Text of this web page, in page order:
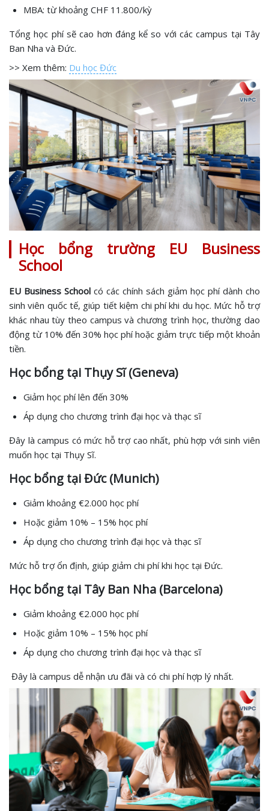
MBA: từ khoảng CHF 11.800/kỳ
Tổng học phí sẽ cao hơn đáng kể so với các campus tại Tây
Ban Nha và Đức.
>> Xem thêm: Du học Đức
Học bổng trường EU Business
School
EU Business School có các chính sách giảm học phí dành cho
sinh viên quốc tế, giúp tiết kiệm chi phí khi du học. Mức hỗ trợ
khác nhau tùy theo campus và chương trình học, thường dao
động từ 10% đến 30% học phí hoặc giảm trực tiếp một khoản
tiền.
Học bổng tại Thụy Sĩ (Geneva)
Giảm học phí lên đến 30%
Áp dụng cho chương trình đại học và thạc sĩ
Đây là campus có mức hỗ trợ cao nhất, phù hợp với sinh viên
muốn học tại Thụy Sĩ.
Học bổng tại Đức (Munich)
Giảm khoảng €2.000 học phí
Hoặc giảm 10% – 15% học phí
Áp dụng cho chương trình đại học và thạc sĩ
Mức hỗ trợ ổn định, giúp giảm chi phí khi học tại Đức.
Học bổng tại Tây Ban Nha (Barcelona)
Giảm khoảng €2.000 học phí
Hoặc giảm 10% – 15% học phí
Áp dụng cho chương trình đại học và thạc sĩ
Đây là campus dễ nhận ưu đãi và có chi phí hợp lý nhất.